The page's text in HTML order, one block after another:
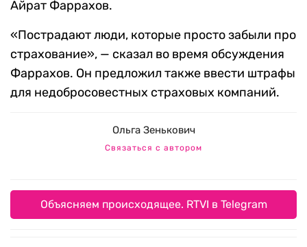
Айрат Фаррахов.
«Пострадают люди, которые просто забыли про
страхование», — сказал во время обсуждения
Фаррахов. Он предложил также ввести штрафы
для недобросовестных страховых компаний.
Ольга Зенькович
Связаться с автором
Объясняем происходящее. RTVI в Telegram